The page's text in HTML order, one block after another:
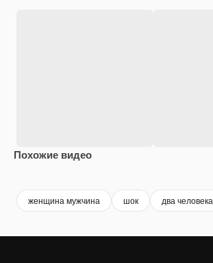
Похожие видео
женщина мужчина шок два человека